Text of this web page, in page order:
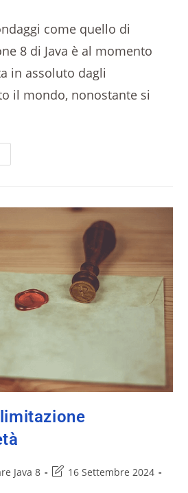
come quello di
8 di Java è al momento
in assoluto dagli
il mondo, nonostante si
Java 8
16 Settembre 2024